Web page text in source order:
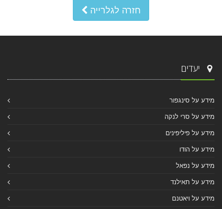
חזרה לגלרייה
יעדים
מידע על סינגפור
מידע על סרי לנקה
מידע על פיליפינים
מידע על הודו
מידע על נפאל
מידע על תאילנד
מידע על ויאטנם